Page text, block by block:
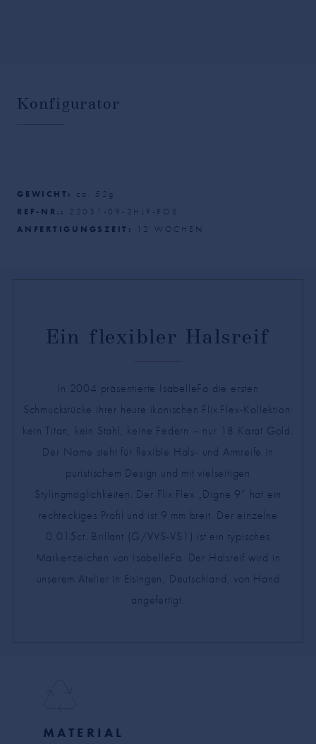
Konfigurator
GEWICHT: ca. 52 g
REF-NR.:
22031-09-2HLR-ROS
ANFERTIGUNGSZEIT:
12 WOCHEN
Ein flexibler Halsreif
In 2004 präsentierte IsabelleFa die ersten
Schmuckstücke ihrer heute ikonischen Flix.Flex-Kollektion:
kein Titan, kein Stahl, keine Federn – nur 18 Karat Gold.
Der Name steht für flexible Hals- und Armreife in
puristischem Design und mit vielseitigen
Stylingmöglichkeiten. Der Flix.Flex „Digne 9“ hat ein
rechteckiges Profil und ist 9 mm breit. Der einzelne
0,015ct. Brillant (G/VVS-VS1) ist ein typisches
Markenzeichen von IsabelleFa. Der Halsreif wird in
unserem Atelier in Eisingen, Deutschland, von Hand
angefertigt.
MATERIAL